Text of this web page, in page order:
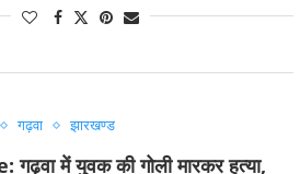
गढ़वा झारखण्ड
में युवक की गोली मारकर हत्या,